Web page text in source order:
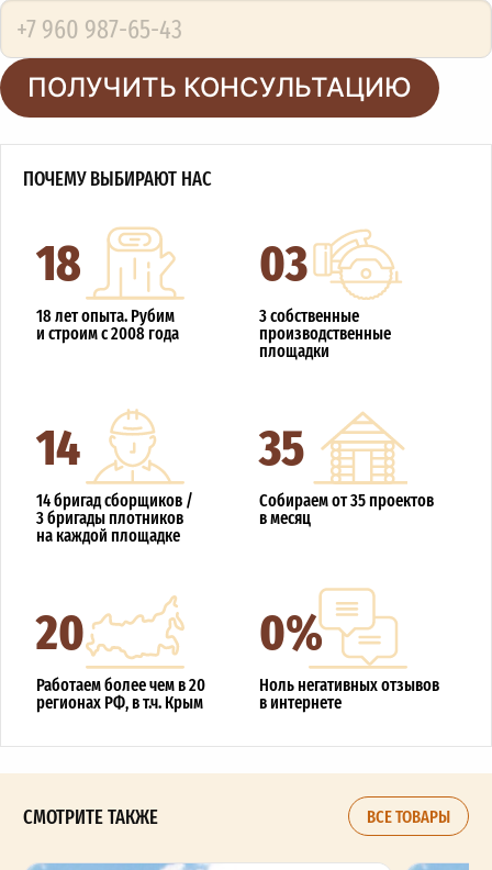
ПОЛУЧИТЬ КОНСУЛЬТАЦИЮ
ПОЧЕМУ ВЫБИРАЮТ НАС
18
18 лет опыта. Рубим
и строим с 2008 года
03
3 собственные
производственные
площадки
14
14 бригад сборщиков /
3 бригады плотников
на каждой площадке
35
Собираем от 35 проектов
в месяц
20
Работаем более чем в 20
регионах РФ, в т.ч. Крым
0%
Ноль негативных отзывов
в интернете
СМОТРИТЕ ТАКЖЕ ВСЕ ТОВАРЫ